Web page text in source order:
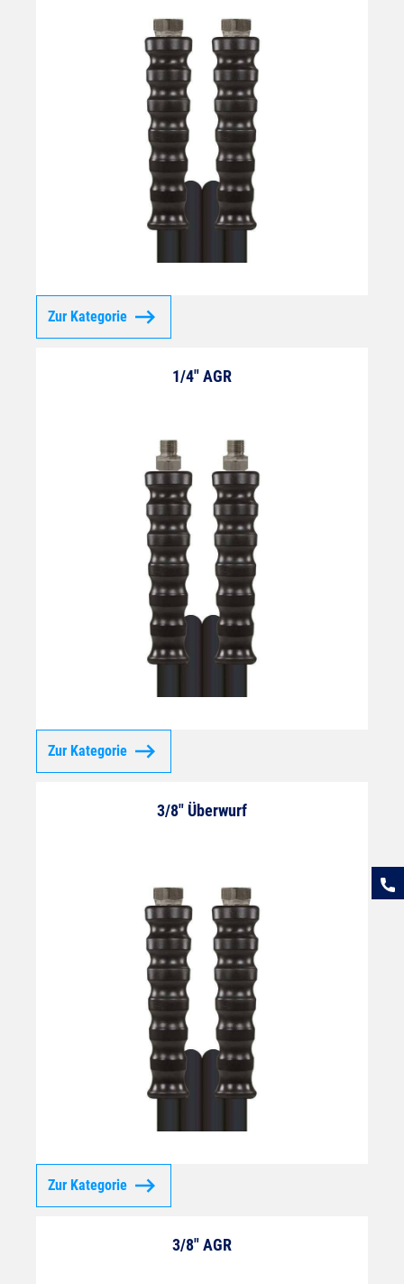
Zur Kategorie
1/4" AGR
Zur Kategorie
3/8" Überwurf
Zur Kategorie
3/8" AGR